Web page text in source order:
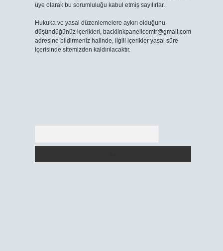
üye olarak bu sorumluluğu kabul etmiş sayılırlar.
Hukuka ve yasal düzenlemelere aykırı olduğunu
düşündüğünüz içerikleri, backlinkpanelicomtr@gmail.com
adresine bildirmeniz halinde, ilgili içerikler yasal süre
içerisinde sitemizden kaldırılacaktır.